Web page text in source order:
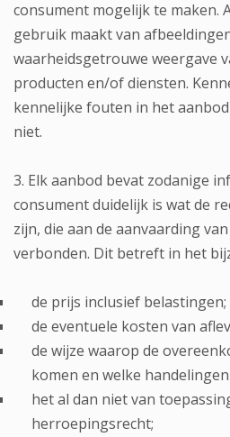
consument mogelijk te maken.
gebruik maakt van
waarheidsgetrouwe weergave
producten en/of diensten.
kennelijke fouten in het
niet.
3. Elk aanbod bevat zodanige
consument duidelijk is wat de
zijn, die aan de aanvaarding
verbonden. Dit betreft in het
de prijs inclusief belastingen;
de eventuele kosten van
de wijze waarop de
komen en welke
het al dan niet van
herroepingsrecht;